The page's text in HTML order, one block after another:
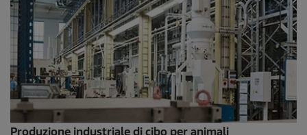
Produzione industriale di cibo per animali